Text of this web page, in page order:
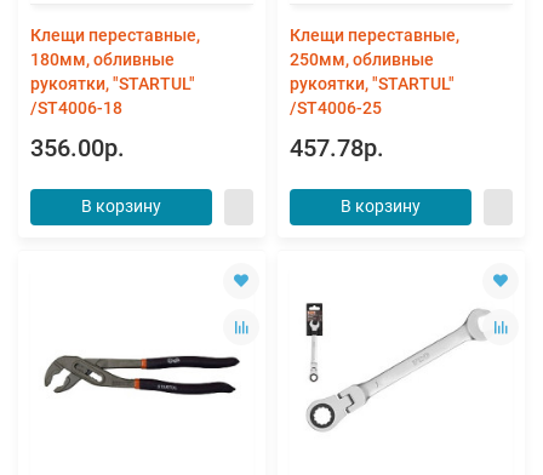
Клещи переставные,
180мм, обливные
рукоятки, "STARTUL"
/ST4006-18
356.00р.
В корзину
Клещи переставные,
250мм, обливные
рукоятки, "STARTUL"
/ST4006-25
457.78р.
В корзину